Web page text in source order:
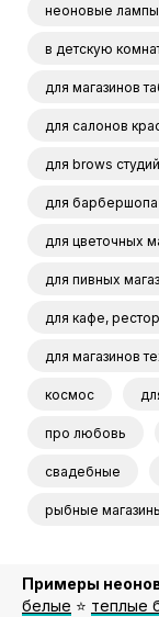
неоновые лампы
в детскую
для магазинов
для салонов
для brows студий
для барбершопа
для цветочных
для пивных
для кафе,
для магазинов
космос
про любовь
свадебные
рыбные
Примеры
белые ⭐️ теплые